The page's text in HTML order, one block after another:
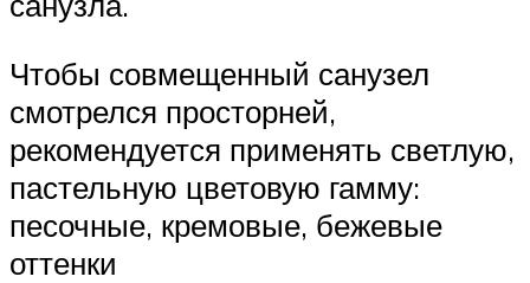
Чтобы совмещенный санузел
смотрелся просторней,
рекомендуется применять светлую,
пастельную цветовую гамму:
песочные, кремовые, бежевые
оттенки